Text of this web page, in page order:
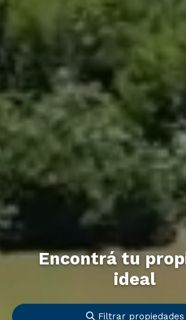
Encontrá tu
ideal
Filtrar propiedades